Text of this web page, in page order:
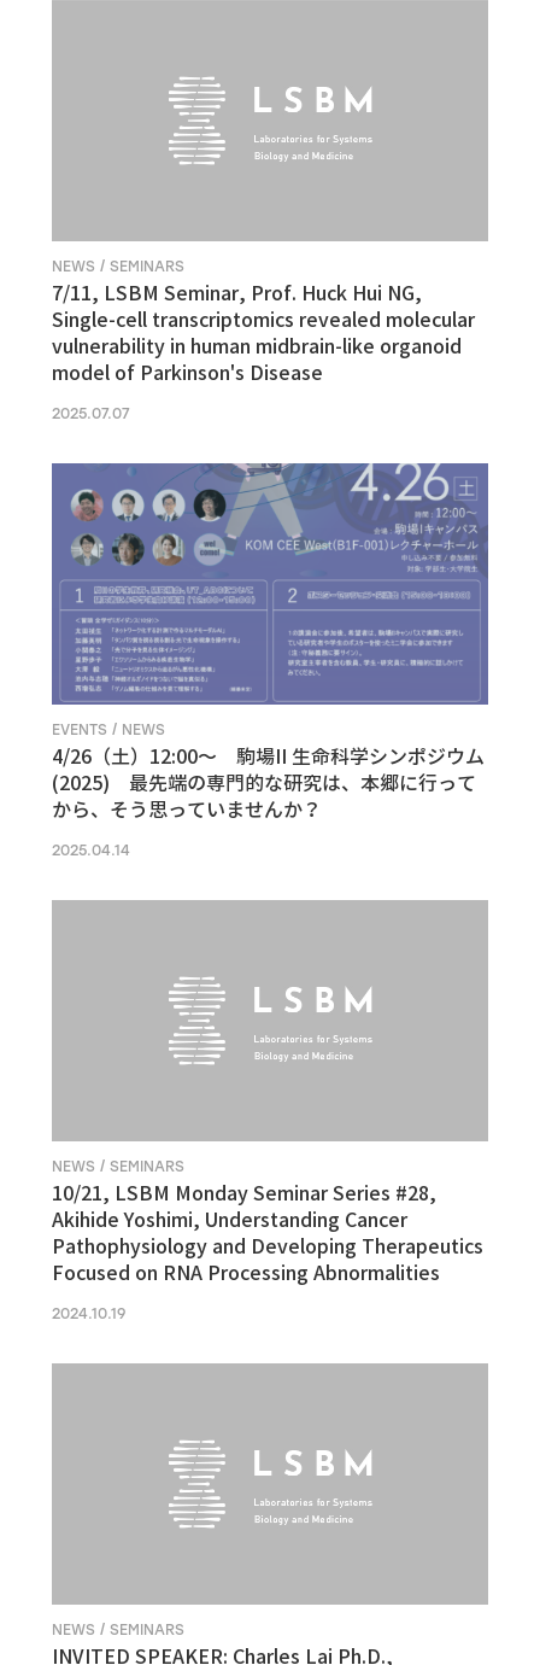
NEWS / SEMINARS
7/11, LSBM Seminar, Prof. Huck Hui NG,
Single-cell transcriptomics revealed molecular
vulnerability in human midbrain-like organoid
model of Parkinson's Disease
2025.07.07
EVENTS / NEWS
4/26（土）12:00〜 駒場II 生命科学シンポジウム
(2025) 最先端の専門的な研究は、本郷に行って
から、そう思っていませんか？
2025.04.14
NEWS / SEMINARS
10/21, LSBM Monday Seminar Series #28,
Akihide Yoshimi, Understanding Cancer
Pathophysiology and Developing Therapeutics
Focused on RNA Processing Abnormalities
2024.10.19
NEWS / SEMINARS
INVITED SPEAKER: Charles Lai Ph.D.,